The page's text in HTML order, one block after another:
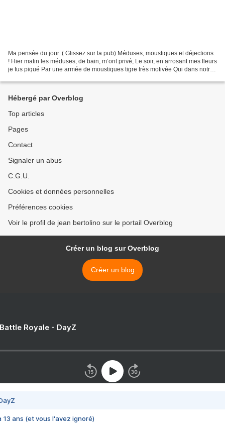
Ma pensée du jour. ( Glissez sur la pub) Méduses, moustiques et déjections.
! Hier matin les méduses, de bain, m’ont privé, Le soir, en arrosant mes fleurs
je fus piqué Par une armée de moustiques tigre très motivée Qui dans notre
Hébergé par Overblog
Top articles
Pages
Contact
Signaler un abus
C.G.U.
Cookies et données personnelles
Préférences cookies
Voir le profil de jean bertolino sur le portail Overblog
Créer un blog sur Overblog
Créer un blog
Royale - DayZ
13 ans (et vous l'avez ignoré)